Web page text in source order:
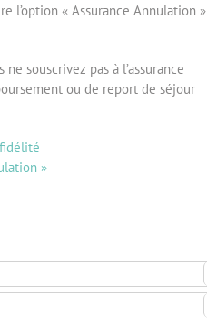
l’option « Assurance Annulation »
souscrivez pas à l’assurance
ou de report de séjour
»